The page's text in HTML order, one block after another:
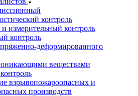
контроль
измерительный контроль
контроль
деформированного
веществами
взрывопожароопасных и
производств